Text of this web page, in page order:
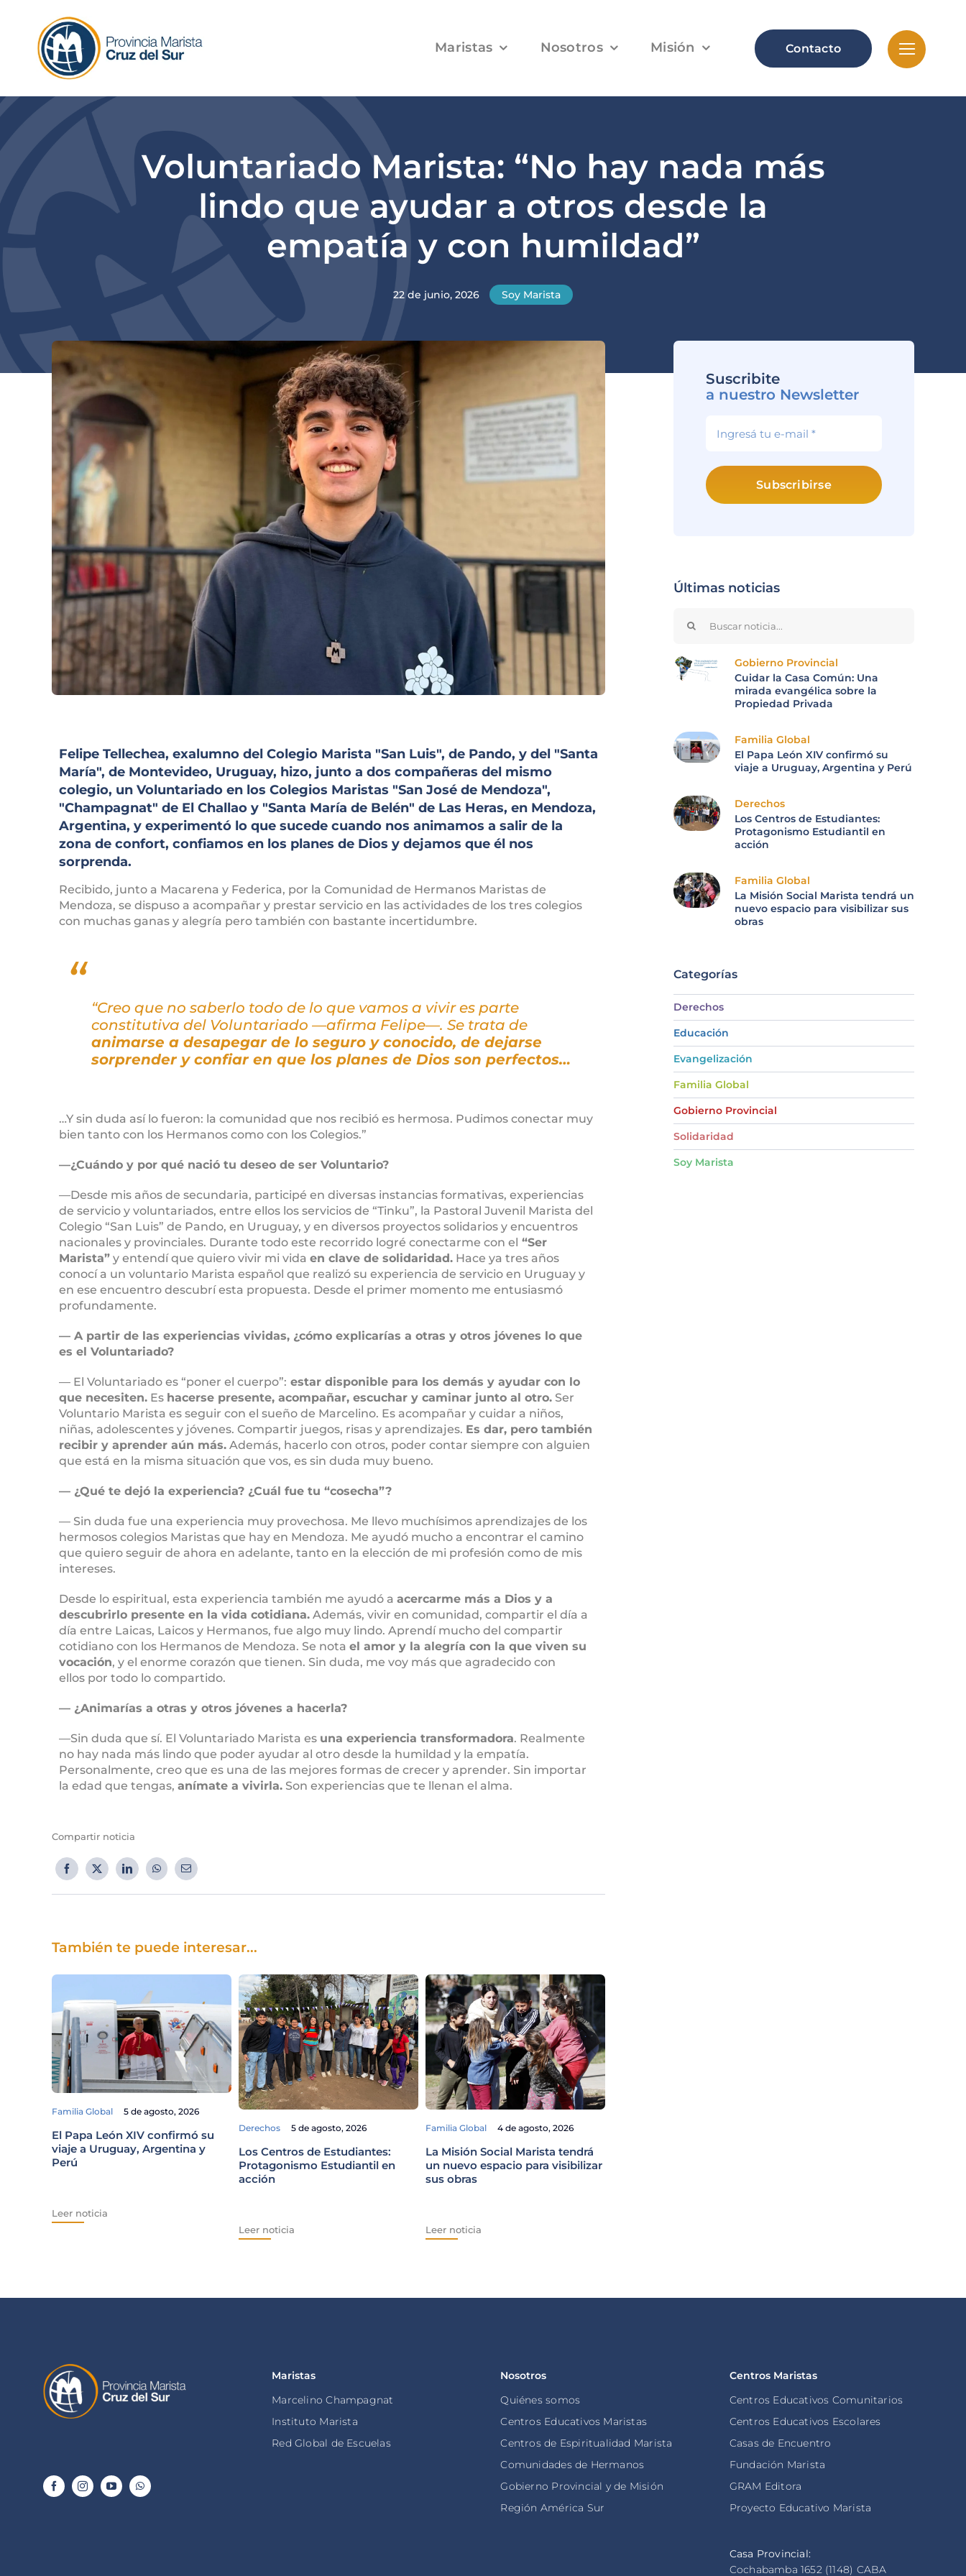
content
Maristas Nosotros Misión Contacto
Voluntariado Marista: “No hay nada más
lindo que ayudar a otros desde la
empatía y con humildad”
22 de junio, 2026 Soy Marista
Felipe Tellechea, exalumno del Colegio Marista "San Luis", de Pando, y del "Santa
María", de Montevideo, Uruguay, hizo, junto a dos compañeras del mismo
colegio, un Voluntariado en los Colegios Maristas "San José de Mendoza",
"Champagnat" de El Challao y "Santa María de Belén" de Las Heras, en Mendoza,
Argentina, y experimentó lo que sucede cuando nos animamos a salir de la
zona de confort, confiamos en los planes de Dios y dejamos que él nos
sorprenda.
Recibido, junto a Macarena y Federica, por la Comunidad de Hermanos Maristas de
Mendoza, se dispuso a acompañar y prestar servicio en las actividades de los tres colegios
con muchas ganas y alegría pero también con bastante incertidumbre.
“Creo que no saberlo todo de lo que vamos a vivir es parte
constitutiva del Voluntariado —afirma Felipe—. Se trata de
animarse a desapegar de lo seguro y conocido, de dejarse
sorprender y confiar en que los planes de Dios son perfectos…
…Y sin duda así lo fueron: la comunidad que nos recibió es hermosa. Pudimos conectar muy
bien tanto con los Hermanos como con los Colegios.”
—¿Cuándo y por qué nació tu deseo de ser Voluntario?
—Desde mis años de secundaria, participé en diversas instancias formativas, experiencias
de servicio y voluntariados, entre ellos los servicios de “Tinku”, la Pastoral Juvenil Marista del
Colegio “San Luis” de Pando, en Uruguay, y en diversos proyectos solidarios y encuentros
nacionales y provinciales. Durante todo este recorrido logré conectarme con el “Ser
Marista” y entendí que quiero vivir mi vida en clave de solidaridad. Hace ya tres años
conocí a un voluntario Marista español que realizó su experiencia de servicio en Uruguay y
en ese encuentro descubrí esta propuesta. Desde el primer momento me entusiasmó
profundamente.
— A partir de las experiencias vividas, ¿cómo explicarías a otras y otros jóvenes lo que
es el Voluntariado?
— El Voluntariado es “poner el cuerpo”: estar disponible para los demás y ayudar con lo
que necesiten. Es hacerse presente, acompañar, escuchar y caminar junto al otro. Ser
Voluntario Marista es seguir con el sueño de Marcelino. Es acompañar y cuidar a niños,
niñas, adolescentes y jóvenes. Compartir juegos, risas y aprendizajes. Es dar, pero también
recibir y aprender aún más. Además, hacerlo con otros, poder contar siempre con alguien
que está en la misma situación que vos, es sin duda muy bueno.
— ¿Qué te dejó la experiencia? ¿Cuál fue tu “cosecha”?
— Sin duda fue una experiencia muy provechosa. Me llevo muchísimos aprendizajes de los
hermosos colegios Maristas que hay en Mendoza. Me ayudó mucho a encontrar el camino
que quiero seguir de ahora en adelante, tanto en la elección de mi profesión como de mis
intereses.
Desde lo espiritual, esta experiencia también me ayudó a acercarme más a Dios y a
descubrirlo presente en la vida cotidiana. Además, vivir en comunidad, compartir el día a
día entre Laicas, Laicos y Hermanos, fue algo muy lindo. Aprendí mucho del compartir
cotidiano con los Hermanos de Mendoza. Se nota el amor y la alegría con la que viven su
vocación, y el enorme corazón que tienen. Sin duda, me voy más que agradecido con
ellos por todo lo compartido.
— ¿Animarías a otras y otros jóvenes a hacerla?
—Sin duda que sí. El Voluntariado Marista es una experiencia transformadora. Realmente
no hay nada más lindo que poder ayudar al otro desde la humildad y la empatía.
Personalmente, creo que es una de las mejores formas de crecer y aprender. Sin importar
la edad que tengas, anímate a vivirla. Son experiencias que te llenan el alma.
Compartir noticia
También te puede interesar...
Familia Global 5 de agosto, 2026
El Papa León XIV confirmó su
viaje a Uruguay, Argentina y
Perú
Leer noticia
Derechos 5 de agosto, 2026
Los Centros de Estudiantes:
Protagonismo Estudiantil en
acción
Leer noticia
Familia Global 4 de agosto, 2026
La Misión Social Marista tendrá
un nuevo espacio para visibilizar
sus obras
Leer noticia
Suscribite
a nuestro Newsletter
Subscribirse
Últimas noticias
Gobierno Provincial
Cuidar la Casa Común: Una
mirada evangélica sobre la
Propiedad Privada
Familia Global
El Papa León XIV confirmó su
viaje a Uruguay, Argentina y Perú
Derechos
Los Centros de Estudiantes:
Protagonismo Estudiantil en
acción
Familia Global
La Misión Social Marista tendrá un
nuevo espacio para visibilizar sus
obras
Categorías
Derechos
Educación
Evangelización
Familia Global
Gobierno Provincial
Solidaridad
Soy Marista
Maristas
Marcelino Champagnat
Instituto Marista
Red Global de Escuelas
Nosotros
Quiénes somos
Centros Educativos Maristas
Centros de Espiritualidad Marista
Comunidades de Hermanos
Gobierno Provincial y de Misión
Región América Sur
Centros Maristas
Centros Educativos Comunitarios
Centros Educativos Escolares
Casas de Encuentro
Fundación Marista
GRAM Editora
Proyecto Educativo Marista
Casa Provincial:
Cochabamba 1652 (1148) CABA